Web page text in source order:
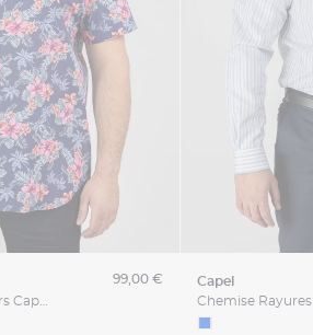
Chemisette Gianno Fleurs Capel Grande Taille
99,00 € capel